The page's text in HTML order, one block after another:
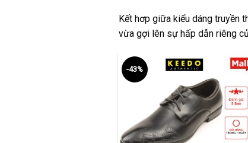
Kết hơp giữa kiểu dáng truyền
vừa gợi lên sự hấp dẫn riêng
-43%